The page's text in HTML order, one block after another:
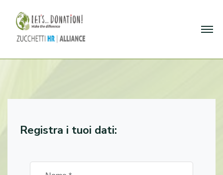
Registra i tuoi dati: